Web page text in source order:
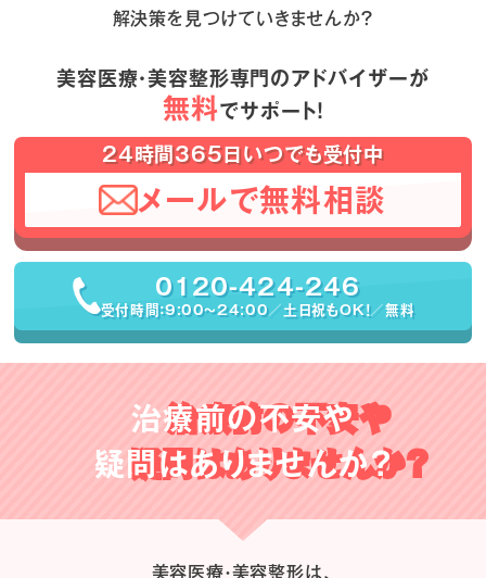
解決策を見つけていきませんか？
美容医療・美容整形専門のアドバイザーが
無料でサポート！
24時間365日いつでも受付中
メールで無料相談
0120-424-246
受付時間：9:00〜24:00／土日祝もOK！／無料
治療前の不安や
疑問はありませんか？
美容医療・美容整形は、